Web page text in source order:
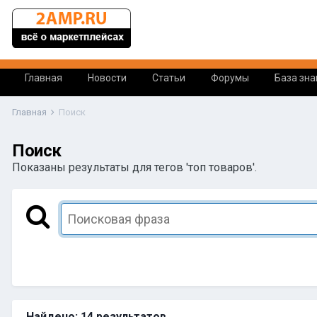
Главная Новости Статьи Форумы База
Главная Поиск
Поиск
Показаны результаты для тегов 'топ товаров'.